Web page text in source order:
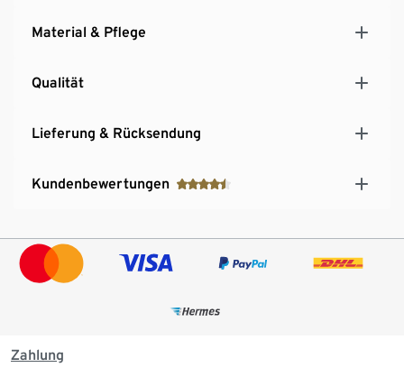
Material & Pflege
Qualität
Lieferung & Rücksendung
Kundenbewertungen
Zahlung